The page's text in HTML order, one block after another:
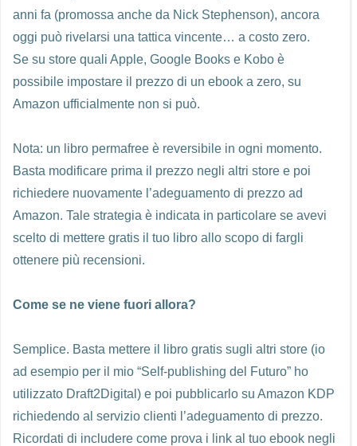
anni fa (promossa anche da Nick Stephenson), ancora
oggi può rivelarsi una tattica vincente… a costo zero.
Se su store quali Apple, Google Books e Kobo è
possibile impostare il prezzo di un ebook a zero, su
Amazon ufficialmente non si può.
Nota: un libro permafree è reversibile in ogni momento.
Basta modificare prima il prezzo negli altri store e poi
richiedere nuovamente l’adeguamento di prezzo ad
Amazon. Tale strategia è indicata in particolare se avevi
scelto di mettere gratis il tuo libro allo scopo di fargli
ottenere più recensioni.
Come se ne viene fuori allora?
Semplice. Basta mettere il libro gratis sugli altri store (io
ad esempio per il mio “Self-publishing del Futuro” ho
utilizzato Draft2Digital) e poi pubblicarlo su Amazon KDP
richiedendo al servizio clienti l’adeguamento di prezzo.
Ricordati di includere come prova i link al tuo ebook negli